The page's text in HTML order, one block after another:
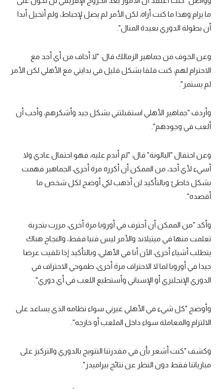
ما يرام وهذا ما كنت أراه، لكن الأمر لم يصل لإحباط، ولم أتخيل أبدا
أن بطولة الدوري بعيدة المنال".
وعن الخوف من جماهير الزمالك قال: "لا أخاف من أي أحد مع
الاحترام لهم، كنت قلقا بشكل قليل في بدايتي مع الأهلي لكن الأمر
لم يستمر".
وأردف "جماهير الأهلي استقبلتني بشكل جيد وأشكرهم، وأحب أن
ألعب في وجودهم".
وعن احتفال "البالونة" قال: "لم أندم عليه، فهو احتفال عادي ولا
أسيء لأي أحد، من الممكن أن أكرره مرة أخرى، الجماهير فهمت
بشكل خاطئ وبالتأكيد لن أذهب لكي أوضح لكل شخص ما
أقصده".
وأكد "من الممكن أن أحترف في أوروبا مرة أخرى، مررت بتجربة
تعلمت منها في ميتيلاند والأمر ليس فنيا فقط، والنجاح هناك
يتطلب أشياء أخرى، الآن أنا في الأهلي، وبالتأكيد إذا تلقيت عرضا
جيدا في أوروبا لما لا الاحتراف مرة أخرى، طموحي الاحتراف في
الدوري الإنجليزي أو الإسباني وأستطيع اللعب في أي دوري".
وأوضح "كل شيء في الأهلي غيرني سواء نظامه الذي يساعد على
الالتزام والمعاملة سواء داخل الملعب أو خارجه".
وكشف "كنت أشعر بأن في مقدرتنا التتويج بالدوري والتركيز على
مبارياتنا فقط دون النظر عن نتائج بيراميدز".